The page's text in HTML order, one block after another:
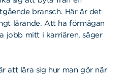
bransch. Här är det
lärande. Att ha förmågan
jobb mitt i karriären, säger
att lära sig hur man gör när